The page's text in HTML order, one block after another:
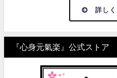
詳し
『心身元氣楽』公式ストア